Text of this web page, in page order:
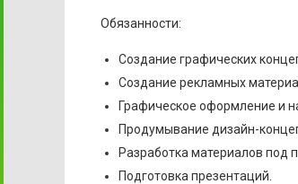
Обязанности:
Создание графических
Создание рекламных
Графическое оформление и
Продумывание дизайн-
Разработка материалов под
Подготовка презентаций.